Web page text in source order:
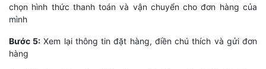
chọn hình thức thanh toán và vận chuyển cho đơn hàng của
mình
Bước 5: Xem lại thông tin đặt hàng, điền chú thích và gửi đơn
hàng